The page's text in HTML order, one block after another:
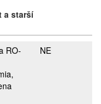
a starší
RO-
NE